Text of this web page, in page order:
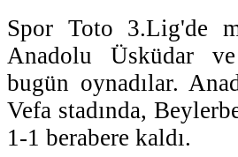
Spor Toto 3.Lig'de
Anadolu Üsküdar
bugün oynadılar.
Vefa stadında,
1-1 berabere kaldı.